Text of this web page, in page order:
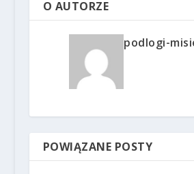
O AUTORZE
podlogi-
POWIĄZANE POSTY